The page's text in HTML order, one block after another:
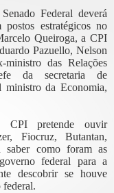
Federal deverá
postos estratégicos no
Queiroga, a CPI
Pazuello, Nelson
das Relações
da secretaria de
ministro da Economia,
pretende ouvir
Fiocruz, Butantan,
saber como foram as
federal para a
descobrir se houve
federal.